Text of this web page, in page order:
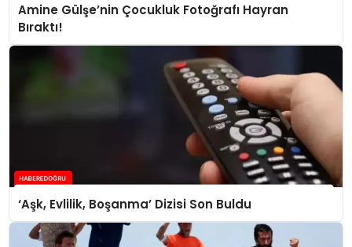
Amine Gülşe’nin Çocukluk Fotoğrafı Hayran
Bıraktı!
‘Aşk, Evlilik, Boşanma’ Dizisi Son Buldu